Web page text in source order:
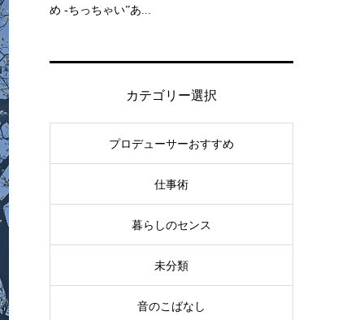
め -ちっちゃい”あ...
カテゴリー選択
プロデューサーおすすめ
仕事術
暮らしのセンス
未分類
音のこばなし